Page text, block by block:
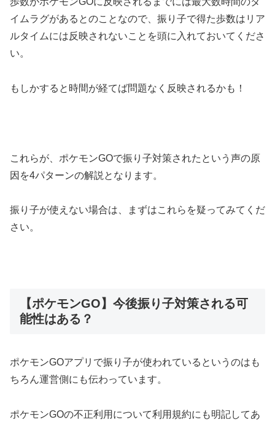
イムラグがあるとのことなので、振り子で得た歩数はリア
ルタイムには反映されないことを頭に入れておいてくださ
い。
もしかすると時間が経てば問題なく反映されるかも！
これらが、ポケモンGOで振り子対策されたという声の原
因を4パターンの解説となります。
振 り子が使えない場合は、まずはこれらを疑ってみてくだ
さい。
【ポケモンGO】今後振り子対策される可
能性はある？
ポケモンGOアプリで振り子が使われているというのはも
ちろん運営側にも伝わっています。
ポケモンGOの不正利用について利用規約にも明記してあ